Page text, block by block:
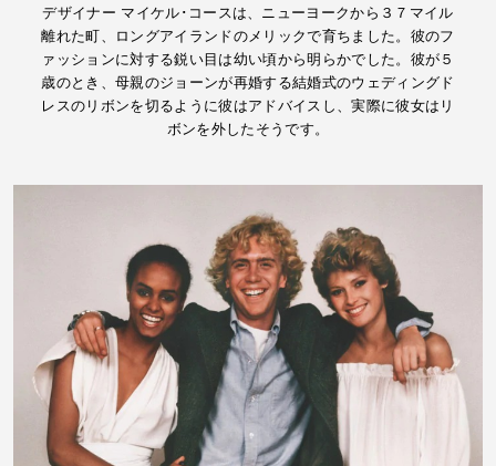
デザイナー マイケル･コースは、ニューヨークから３７マイル
離れた町、ロングアイランドのメリックで育ちました。彼のフ
ァッションに対する鋭い目は幼い頃から明らかでした。彼が５
歳のとき、母親のジョーンが再婚する結婚式のウェディングド
レスのリボンを切るように彼はアドバイスし、実際に彼女はリ
ボンを外したそうです。